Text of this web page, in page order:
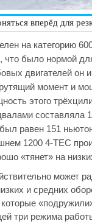
вперёд для
на категорию
было нормой
двигателей он
момент и
этого
составляла
равен 151
1200 4-TEC
«тянет» на
может
и средних
три режима